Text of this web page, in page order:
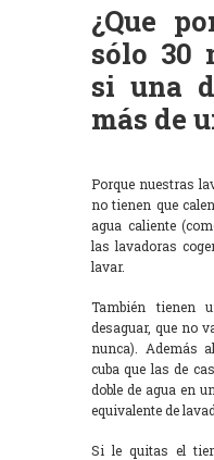
¿Que
sólo 30
si una
más de
Porque nuestras
no tienen que
agua caliente
las lavadoras
lavar.
También tienen
desaguar, que no
nunca). Además
cuba que las de
doble de agua en
equivalente de
Si le quitas el